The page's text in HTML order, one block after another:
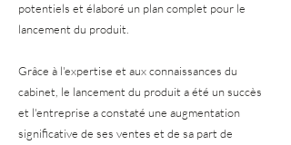
potentiels et élaboré un plan complet pour le
lancement du produit.
Grâce à l'expertise et aux connaissances du
cabinet, le lancement du produit a été un succès
et l'entreprise a constaté une augmentation
significative de ses ventes et de sa part de